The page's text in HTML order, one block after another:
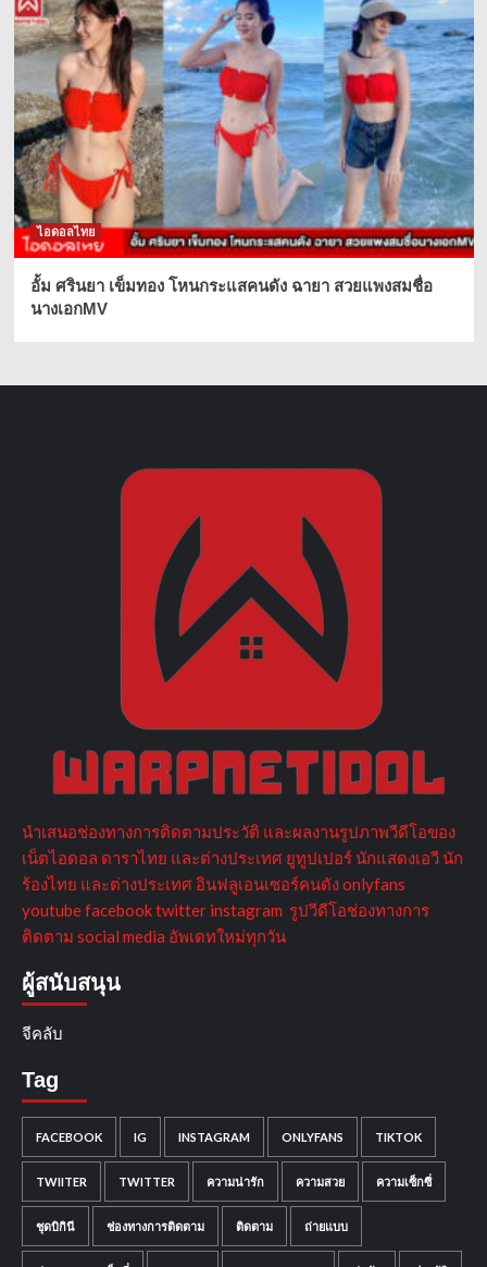
ไอดอลไทย
อั้ม ศรินยา เข็มทอง โหนกระแสคนดัง ฉายา สวยแพงสมชื่อ
นางเอกMV
นำเสนอช่องทางการติดตามประวัติ และผลงานรูปภาพวีดีโอของ
เน็ตไอดอล ดาราไทย และต่างประเทศ ยูทูปเปอร์ นักแสดงเอวี นัก
ร้องไทย และต่างประเทศ อินฟลูเอนเซอร์คนดัง onlyfans
youtube facebook twitter instagram รูปวีดีโอช่องทางการ
ติดตาม social media อัพเดทใหม่ทุกวัน
ผู้สนับสนุน
จีคลับ
Tag
FACEBOOK IG INSTAGRAM ONLYFANS TIKTOK
TWIITER TWITTER ความน่ารัก ความสวย ความเซ็กซี่
ชุดบิกินี ช่องทางการติดตาม ติดตาม ถ่ายแบบ